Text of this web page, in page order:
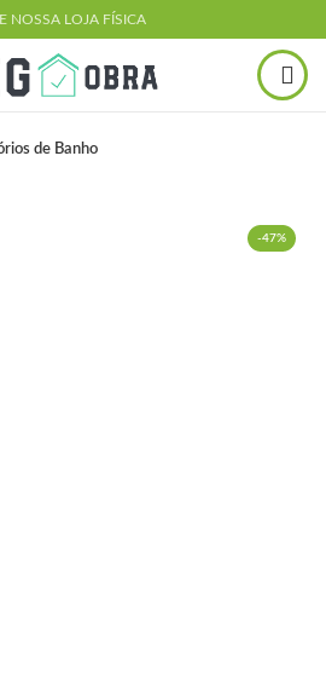
NOSSA LOJA FÍSICA
de Banho
-47%